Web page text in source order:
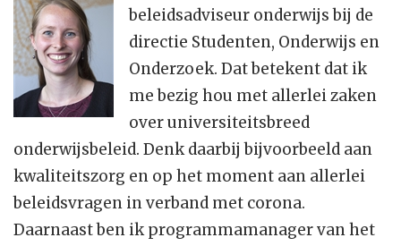
beleidsadviseur onderwijs bij de
directie Studenten, Onderwijs en
Onderzoek. Dat betekent dat ik
me bezig hou met allerlei zaken
over universiteitsbreed
onderwijsbeleid. Denk daarbij bijvoorbeeld aan
kwaliteitszorg en op het moment aan allerlei
beleidsvragen in verband met corona.
Daarnaast ben ik programmamanager van het